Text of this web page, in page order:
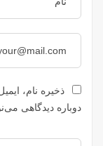
ذخیره نام،
دوباره دیدگاهی